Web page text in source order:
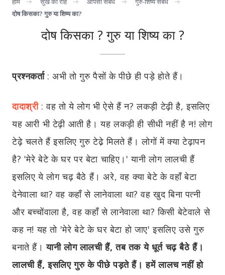
दोष किसका? गुरु या शिष्य का?
दोष किसका ? गुरु या शिष्य का ?
प्रश्नकर्ता: अभी तो गुरु पैसों के पीछे ही पड़े होते हैं।
दादाश्री: वह तो ये लोग भी ऐसे हैं न? लकड़ी टेढ़ी है, इसलिए
यह आरी भी टेढ़ी आती है। यह लकड़ी ही सीधी नहीं है न! लोग
टेढ़े चलते हैं इसलिए गुरु टेढे़ मिलते हैं। लोगों में क्या टेढ़ापन
है? 'मेरे बेटे के घर पर बेटा चाहिए।' यानी लोग लालची हैं
इसलिए ये लोग चढ़ बैठे हैं। अरे, वह क्या बेटे के वहाँ बेटा
देनेवाला था? वह कहाँ से लानेवाला था? वह खुद बिना पत्नी
और बच्चोंवाला है, वह कहाँ से लानेवाला था? किसी बेटेवाले से
कह न! यह तो 'मेरे बेटे के घर बेटा हो जाए' इसलिए उसे गुरु
बनाते हैं। यानी लोग लालची हैं, तब तक ये धूर्त चढ़ बैठे हैं।
लालची हैं, इसलिए गुरु के पीछे पड़ते हैं। हमें लालच नहीं हो